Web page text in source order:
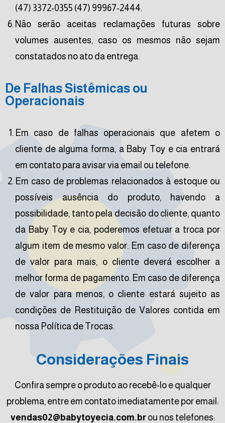
(47) 3372-0355 (47) 99967-2444.
Não serão aceitas reclamações futuras sobre
volumes ausentes, caso os mesmos não sejam
constatados no ato da entrega.
De Falhas Sistêmicas ou
Operacionais
Em caso de falhas operacionais que afetem o
cliente de alguma forma, a Baby Toy e cia entrará
em contato para avisar via email ou telefone.
Em caso de problemas relacionados à estoque ou
possíveis ausência do produto, havendo a
possibilidade, tanto pela decisão do cliente, quanto
da Baby Toy e cia, poderemos efetuar a troca por
algum item de mesmo valor. Em caso de diferença
de valor para mais, o cliente deverá escolher a
melhor forma de pagamento. Em caso de diferença
de valor para menos, o cliente estará sujeito as
condições de Restituição de Valores contida em
nossa Política de Trocas.
Considerações Finais
Confira sempre o produto ao recebê-lo e qualquer
problema, entre em contato imediatamente por email:
vendas02@babytoyecia.com.brou nos telefones: